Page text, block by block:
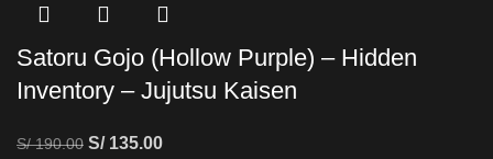
Satoru Gojo (Hollow Purple) – Hidden
Inventory – Jujutsu Kaisen
S/190.00 S/135.00